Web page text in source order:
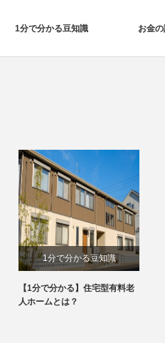
1分で分かる豆知識 お金
1分で分かる豆知識
【1分で分かる】住宅型有料老
人ホームとは？